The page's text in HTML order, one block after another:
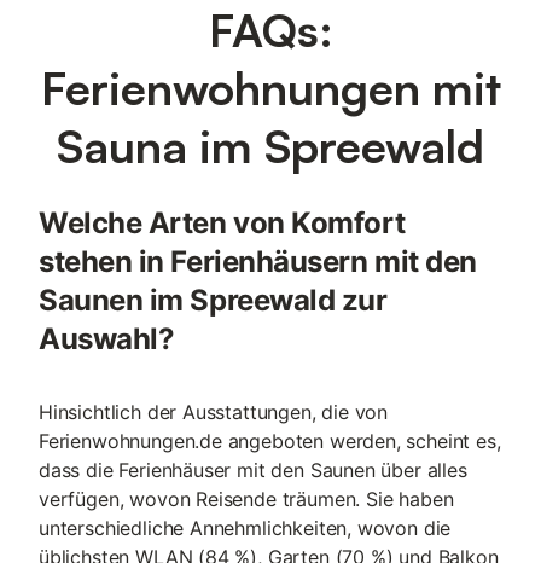
FAQs:
Ferienwohnungen mit
Sauna im Spreewald
Welche Arten von Komfort
stehen in Ferienhäusern mit den
Saunen im Spreewald zur
Auswahl?
Hinsichtlich der Ausstattungen, die von
Ferienwohnungen.de angeboten werden, scheint es,
dass die Ferienhäuser mit den Saunen über alles
verfügen, wovon Reisende träumen. Sie haben
unterschiedliche Annehmlichkeiten, wovon die
üblichsten WLAN (84 %), Garten (70 %) und Balkon